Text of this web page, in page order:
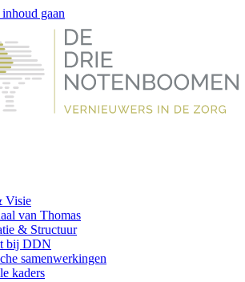
gaan
Visie
van Thomas
& Structuur
bij DDN
samenwerkingen
kaders